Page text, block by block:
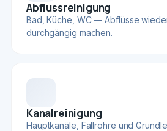
Abflussreinigung
Bad, Küche, WC — Abflüsse
durchgängig machen.
Kanalreinigung
Hauptkanäle, Fallrohre und